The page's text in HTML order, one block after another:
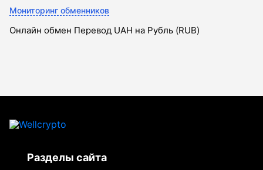
Мониторинг обменников
Онлайн обмен Перевод UAH на Рубль (RUB)
Разделы сайта